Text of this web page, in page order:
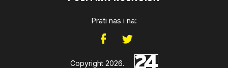
Prati nas i na:
Copyright 2026.